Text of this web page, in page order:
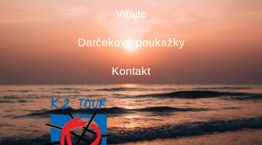
Vitajte
Darčekové poukažky
Kontakt